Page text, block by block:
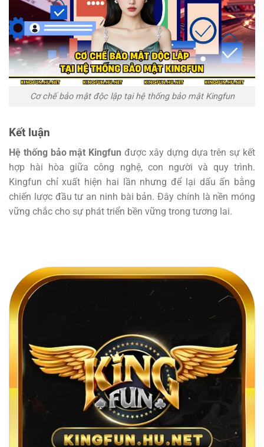
Cơ chế bảo mật độc lập tại hệ thống bảo mật Kingfun
Kết luận
Hệ thống bảo mật Kingfun được xây dựng dựa trên sự kết
hợp hài hòa giữa công nghệ, con người và quy trình.
Kingfun chỉ xuất hiện hai lần nhưng để lại dấu ấn bằng
chiến lược đầu tư an ninh bài bản. Đây chính là nền móng
vững chắc cho sự phát triển bền vững trong tương lai.